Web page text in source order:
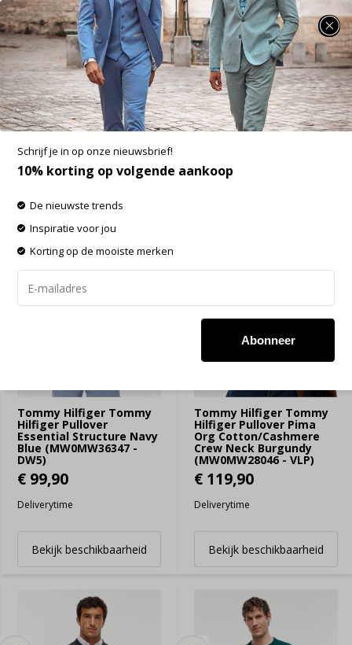
SUMMER SALE: 25% t/m 50% korting op heel veel zomerse items!
Pullovers
-60% op de gehele OUTLET!
Filters Sorteren op:
Tommy Hilfiger Tommy
Hilfiger Pullover
Essential Structure Navy
Blue (MW0MW36347 -
DW5)
€ 99,90
Deliverytime
Bekijk beschikbaarheid
Tommy Hilfiger Tommy
Hilfiger Pullover Pima
Org Cotton/Cashmere
Crew Neck Burgundy
(MW0MW28046 - VLP)
€ 119,90
Deliverytime
Bekijk beschikbaarheid
Schrijf je in op onze nieuwsbrief!
10% korting op volgende aankoop
De nieuwste trends
Inspiratie voor jou
Korting op de mooiste merken
Abonneer